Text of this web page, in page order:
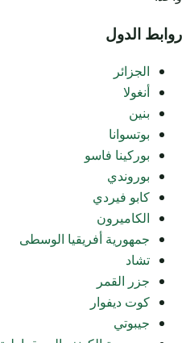
روابط الدول
الجزائر
أنغولا
بنين
بوتسوانا
بوركينا فاسو
بوروندي
كابو فيردي
الكاميرون
جمهورية أفريقيا الوسطى
تشاد
جزر القمر
كوت ديفوار
جيبوتي